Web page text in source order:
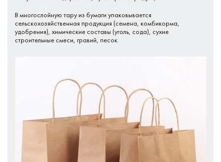
В многослойную тару из бумаги упаковывается
сельскохозяйственная продукция (семена, комбикорма,
удобрения), химические составы (уголь, сода), сухие
строительные смеси, гравий, песок.